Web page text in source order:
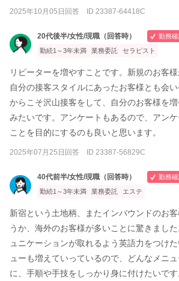
2025年10月05日回答 ID 23387-64418C
20代後半/女性/現職（回答時）
勤務
勤続1～3年未満
業務委託 セラピスト
リピーターを増やすことです。新規のお客様
自分の接客スタイルにあったお客様とも会
からこそ沢山接客をして、自分のお客様を
みたいです。アンケートもあるので、アン
ことを目的にするのも良いと思います。
2025年07月25日回答 ID 23387-56829C
40代前半/女性/現職（回答時）
勤務
勤続1～3年未満
業務委託 エステ
新宿という土地柄、またインバウンドのお
うか、海外のお客様が多いことに驚きまし
ュニケーションが取れるよう英語力をつけ
ューも増えていっているので、どんなメニ
に、手順や手技をしっかり身に付けたいです